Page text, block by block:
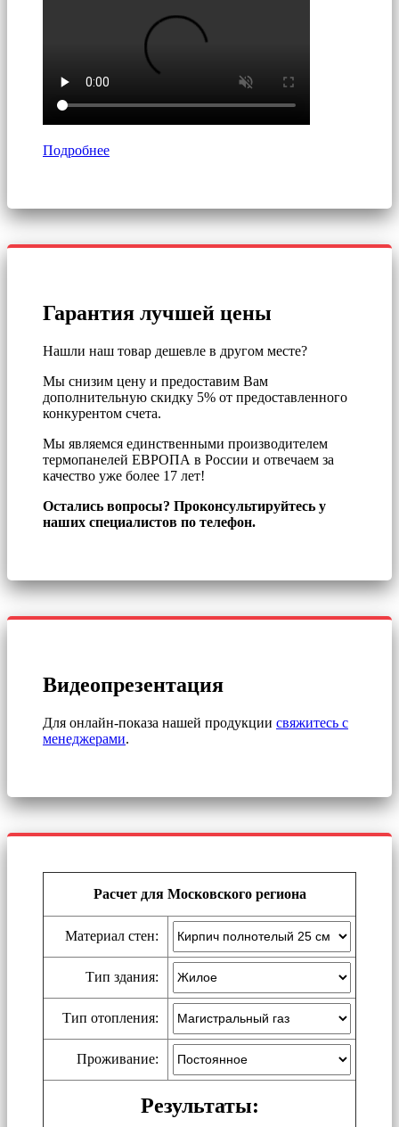
Подробнее
Гарантия лучшей цены
Нашли наш товар дешевле в другом месте?
Мы снизим цену и предоставим Вам
дополнительную скидку 5% от предоставленного
конкурентом счета.
Мы являемся единственными производителем
термопанелей ЕВРОПА в России и отвечаем за
качество уже более 17 лет!
Остались вопросы? Проконсультируйтесь у
наших специалистов по телефон.
Видеопрезентация
Для онлайн-показа нашей продукции свяжитесь с
менеджерами.
Расчет для Московского региона
Материал стен:
Тип здания:
Тип отопления:
Проживание:
Результаты: